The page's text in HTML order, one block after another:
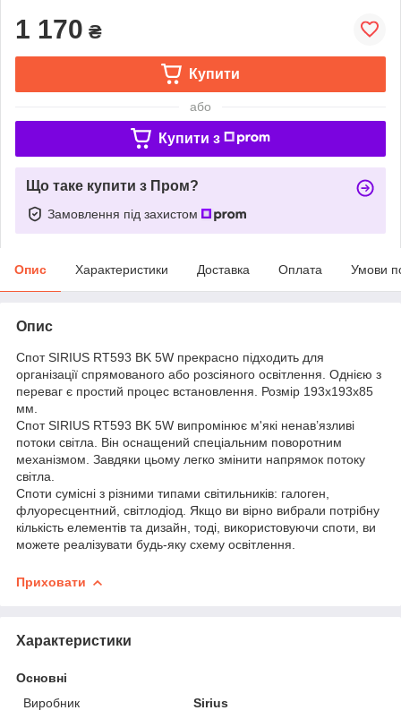
1 170 ₴
Купити
або
Купити з
Що таке купити з Пром?
Замовлення під захистом
Опис Характеристики Доставка Оплата Умови
Опис
Спот SIRIUS RT593 BK 5W прекрасно підходить для
організації спрямованого або розсіяного освітлення. Однією з
переваг є простий процес встановлення. Розмір 193х193х85
мм.
Спот SIRIUS RT593 BK 5W випромінює м'які ненав’язливі
потоки світла. Він оснащений спеціальним поворотним
механізмом. Завдяки цьому легко змінити напрямок потоку
світла.
Споти сумісні з різними типами світильників: галоген,
флуоресцентний, світлодіод. Якщо ви вірно вибрали потрібну
кількість елементів та дизайн, тоді, використовуючи споти, ви
можете реалізувати будь-яку схему освітлення.
Приховати
Характеристики
Основні
Виробник
Sirius